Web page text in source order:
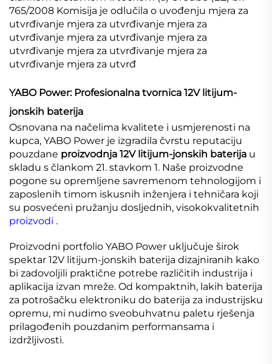
765/2008 Komisija je odlučila o uvođenju mjera za
utvrđivanje mjera za utvrđivanje mjera za
utvrđivanje mjera za utvrđivanje mjera za
utvrđivanje mjera za utvrđivanje mjera za
utvrđivanje mjera za utvrđ
YABO Power: Profesionalna tvornica 12V litijum-
jonskih baterija
Osnovana na načelima kvalitete i usmjerenosti na
kupca, YABO Power je izgradila čvrstu reputaciju
pouzdane proizvodnja 12V litijum-jonskih baterija u
skladu s člankom 21. stavkom 1. Naše proizvodne
pogone su opremljene savremenom tehnologijom i
zaposlenih timom iskusnih inženjera i tehničara koji
su posvećeni pružanju dosljednih, visokokvalitetnih
proizvodi .
Proizvodni portfolio YABO Power uključuje širok
spektar 12V litijum-jonskih baterija dizajniranih kako
bi zadovoljili praktične potrebe različitih industrija i
aplikacija izvan mreže. Od kompaktnih, lakih baterija
za potrošačku elektroniku do baterija za industrijsku
opremu, mi nudimo sveobuhvatnu paletu rješenja
prilagođenih pouzdanim performansama i
izdržljivosti.